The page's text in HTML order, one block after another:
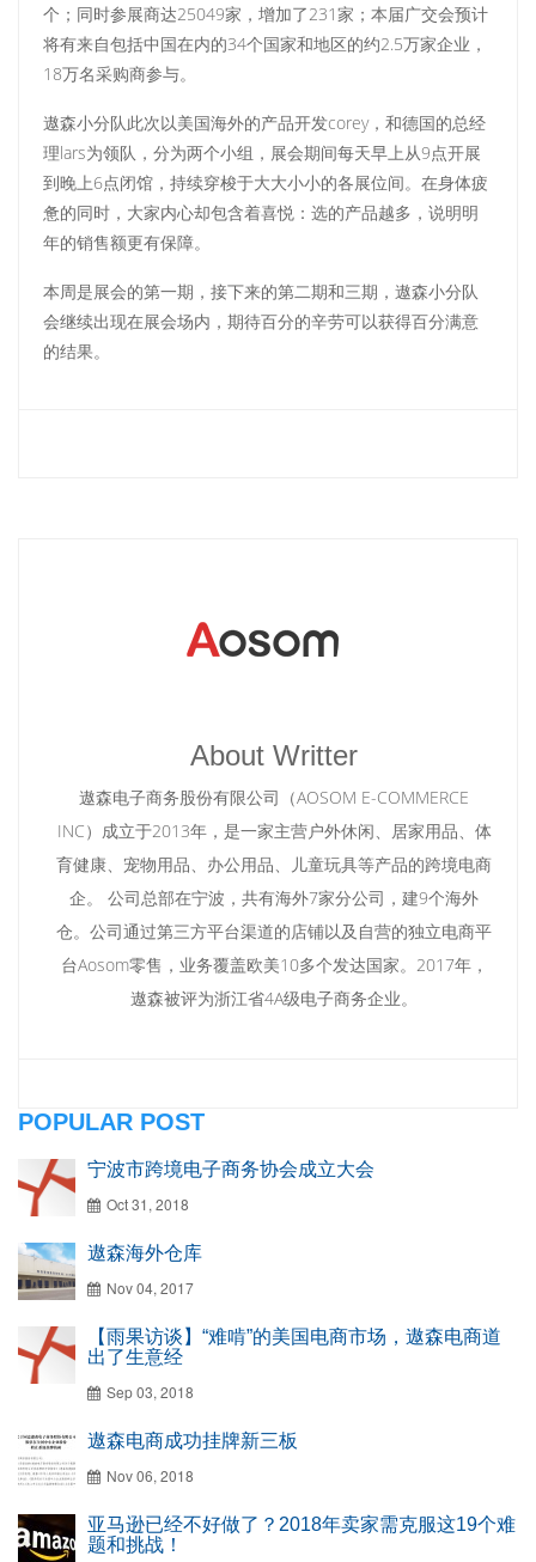
个；同时参展商达25049家，增加了231家；本届广交会预计
将有来自包括中国在内的34个国家和地区的约2.5万家企业，
18万名采购商参与。
遨森小分队此次以美国海外的产品开发corey，和德国的总经
理lars为领队，分为两个小组，展会期间每天早上从9点开展
到晚上6点闭馆，持续穿梭于大大小小的各展位间。在身体疲
惫的同时，大家内心却包含着喜悦：选的产品越多，说明明
年的销售额更有保障。
本周是展会的第一期，接下来的第二期和三期，遨森小分队
会继续出现在展会场内，期待百分的辛劳可以获得百分满意
的结果。
About Writter
遨森电子商务股份有限公司（AOSOM E-COMMERCE
INC）成立于2013年，是一家主营户外休闲、居家用品、体
育健康、宠物用品、办公用品、儿童玩具等产品的跨境电商
企。 公司总部在宁波，共有海外7家分公司，建9个海外
仓。公司通过第三方平台渠道的店铺以及自营的独立电商平
台Aosom零售，业务覆盖欧美10多个发达国家。2017年，
遨森被评为浙江省4A级电子商务企业。
POPULAR POST
宁波市跨境电子商务协会成立大会
Oct 31, 2018
遨森海外仓库
Nov 04, 2017
【雨果访谈】“难啃”的美国电商市场，遨森电商道
出了生意经
Sep 03, 2018
遨森电商成功挂牌新三板
Nov 06, 2018
亚马逊已经不好做了？2018年卖家需克服这19个难
题和挑战！